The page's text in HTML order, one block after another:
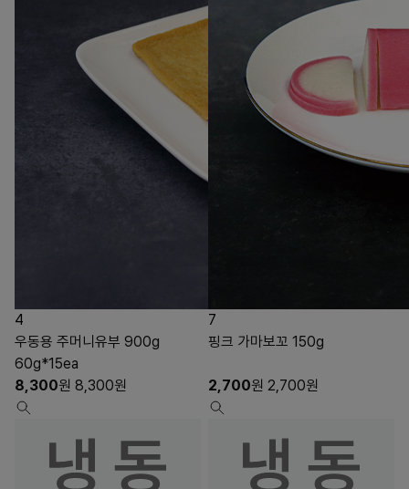
4
우동용 주머니유부 900g
60g*15ea
8,300원 8,300원
7
핑크 가마보꼬 150g
2,700원 2,700원